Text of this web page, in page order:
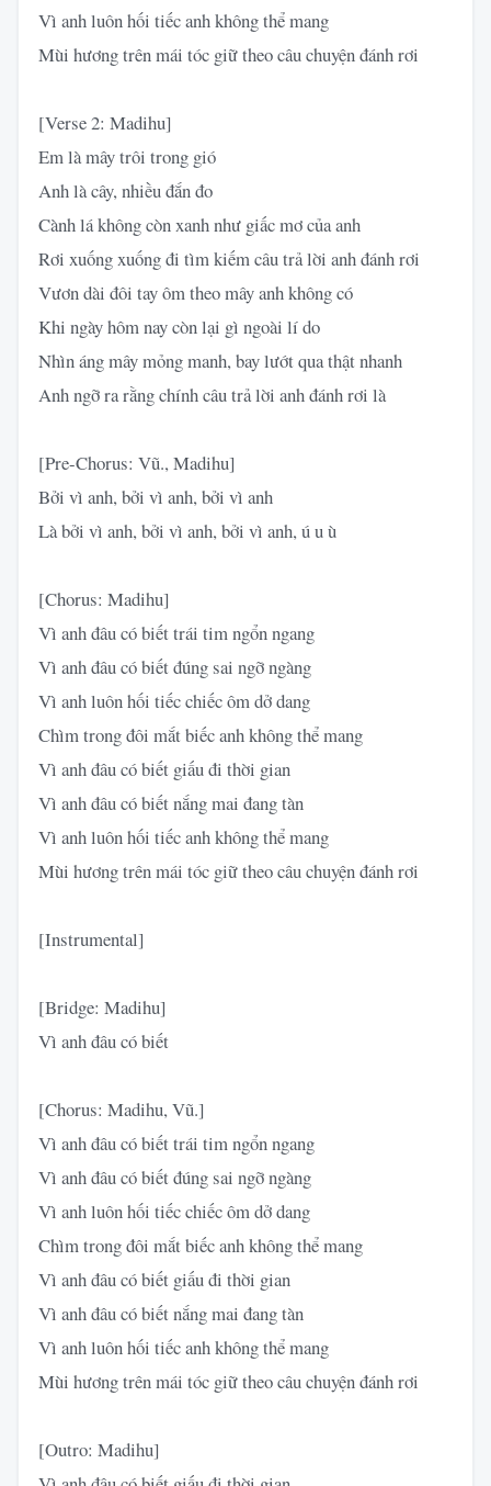
Vì anh luôn hối tiếc anh không thể mang
Mùi hương trên mái tóc giữ theo câu chuyện đánh rơi
[Verse 2: Madihu]
Em là mây trôi trong gió
Anh là cây, nhiều đắn đo
Cành lá không còn xanh như giấc mơ của anh
Rơi xuống xuống đi tìm kiếm câu trả lời anh đánh rơi
Vươn dài đôi tay ôm theo mây anh không có
Khi ngày hôm nay còn lại gì ngoài lí do
Nhìn áng mây mỏng manh, bay lướt qua thật nhanh
Anh ngỡ ra rằng chính câu trả lời anh đánh rơi là
[Pre-Chorus: Vũ., Madihu]
Bởi vì anh, bởi vì anh, bởi vì anh
Là bởi vì anh, bởi vì anh, bởi vì anh, ú u ù
[Chorus: Madihu]
Vì anh đâu có biết trái tim ngổn ngang
Vì anh đâu có biết đúng sai ngỡ ngàng
Vì anh luôn hối tiếc chiếc ôm dở dang
Chìm trong đôi mắt biếc anh không thể mang
Vì anh đâu có biết giấu đi thời gian
Vì anh đâu có biết nắng mai đang tàn
Vì anh luôn hối tiếc anh không thể mang
Mùi hương trên mái tóc giữ theo câu chuyện đánh rơi
[Instrumental]
[Bridge: Madihu]
Vì anh đâu có biết
[Chorus: Madihu, Vũ.]
Vì anh đâu có biết trái tim ngổn ngang
Vì anh đâu có biết đúng sai ngỡ ngàng
Vì anh luôn hối tiếc chiếc ôm dở dang
Chìm trong đôi mắt biếc anh không thể mang
Vì anh đâu có biết giấu đi thời gian
Vì anh đâu có biết nắng mai đang tàn
Vì anh luôn hối tiếc anh không thể mang
Mùi hương trên mái tóc giữ theo câu chuyện đánh rơi
[Outro: Madihu]